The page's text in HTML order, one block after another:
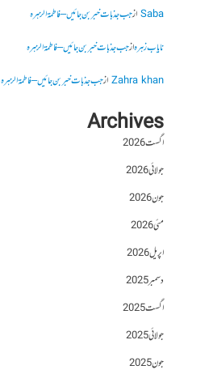
Sabaازجب جذبات خبر بن جائیں – فاطمۃالزہرہ
نایاب زہرہازجب جذبات خبر بن جائیں – فاطمۃالزہرہ
Zahra khanازجب جذبات خبر بن جائیں – فاطمۃالزہرہ
Archives
اگست 2026
جولائی 2026
جون 2026
مئی 2026
اپریل 2026
دسمبر 2025
اگست 2025
جولائی 2025
جون 2025